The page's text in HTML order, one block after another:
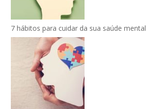
7 hábitos para cuidar da sua saúde mental